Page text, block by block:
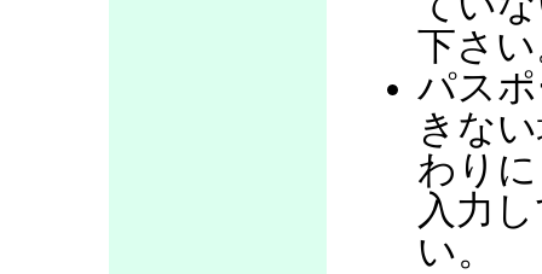
下さ
パス
きな
わり
入力
い。